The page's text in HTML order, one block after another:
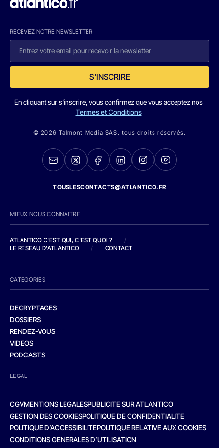
RECEVEZ NOTRE NEWSLETTER
S'INSCRIRE
En cliquant sur s'inscrire, vous confirmez que vous acceptez nos
Termes et Conditions
© 2026 Talmont Media SAS. tous droits réservés.
TOUSLESCONTACTS@ATLANTICO.FR
MIEUX NOUS CONNAITRE
ATLANTICO C'EST QUI, C'EST QUOI ?
/
LE RESEAU D'ATLANTICO
/ CONTACT
CATEGORIES
DECRYPTAGES
DOSSIERS
RENDEZ-VOUS
VIDEOS
PODCASTS
LEGAL
CGVMENTIONS LEGALESPUBLICITE SUR ATLANTICO
GESTION DES COOKIESPOLITIQUE DE CONFIDENTIALITE
POLITIQUE D’ACCESSIBILITEPOLITIQUE RELATIVE AUX COOKIES
CONDITIONS GENERALES D’UTILISATION